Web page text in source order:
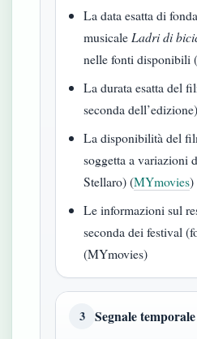
La data esatta di
musicale Ladri di
nelle fonti disponibili
La durata esatta del
seconda
La disponibilità del
soggetta a variazioni
Stellaro) (MYmovies)
Le informazioni sul
seconda dei festival
(MYmovies)
3 Segnale temporale